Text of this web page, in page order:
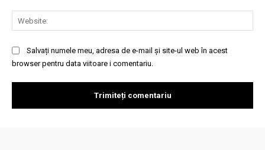
Salvați numele meu, adresa de e-mail și site-ul web în acest
browser pentru data viitoare i comentariu.